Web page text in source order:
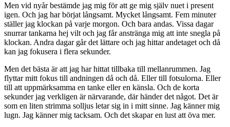
Men vid nyår bestämde jag mig för att ge mig själv nuet i present
igen. Och jag har börjat långsamt. Mycket långsamt. Fem minuter
ställer jag klockan på varje morgon. Och bara andas. Vissa dagar
snurrar tankarna hej vilt och jag får anstränga mig att inte snegla på
klockan. Andra dagar går det lättare och jag hittar andetaget och då
kan jag fokusera i flera sekunder.
Men det bästa är att jag har hittat tillbaka till mellanrummen. Jag
flyttar mitt fokus till andningen då och då. Eller till fotsulorna. Eller
till att uppmärksamma en tanke eller en känsla. Och de korta
sekunder jag verkligen är närvarande, där händer det något. Det är
som en liten strimma solljus letar sig in i mitt sinne. Jag känner mig
lugn. Jag känner mig tacksam. Och det skapar en lust att öva mer.